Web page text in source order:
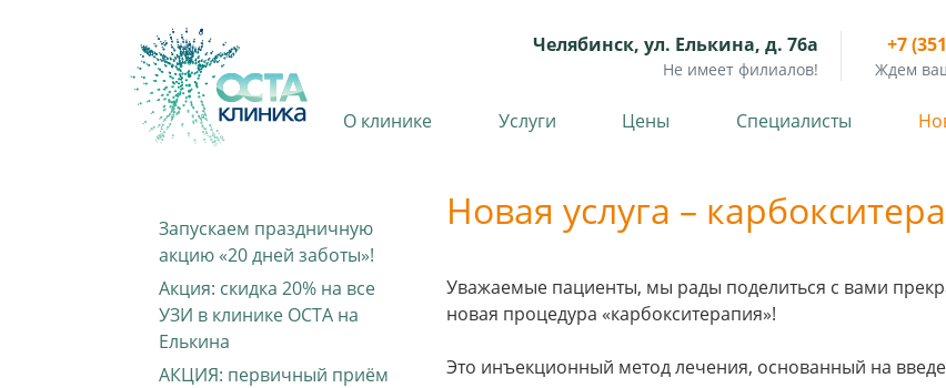
Челябинск, ул. Елькина, д. 76а
Не имеет филиалов!
+7
Ждем
О клинике Услуги Цены Специалисты
Запускаем праздничную
акцию «20 дней заботы»!
Акция: скидка 20% на все
УЗИ в клинике ОСТА на
Елькина
АКЦИЯ: первичный приём
Новая услуга –
Уважаемые пациенты, мы рады поделиться с вами
новая процедура «карбокситерапия»!
Это инъекционный метод лечения, основанный на